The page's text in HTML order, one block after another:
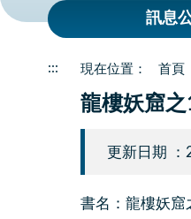
訊息
::: 首頁
龍樓妖窟之
更新日期
書名：龍樓妖窟